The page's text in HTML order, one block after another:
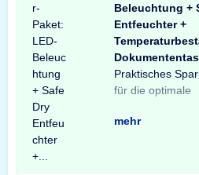
Beleuchtung +
Entfeuchter +
Praktisches
für die optimale
Ausstattung
Tresors. Das Spar-Paket
besteht aus einer
LED-Tresorbeleuchtung
mit
einem Safe Dry
Entfeuchter für
und Tresore sowie einer
Dokumententasche.
Profitieren Sie
unschlagbaren
mehr